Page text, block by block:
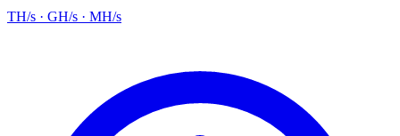
TH/s · GH/s · MH/s